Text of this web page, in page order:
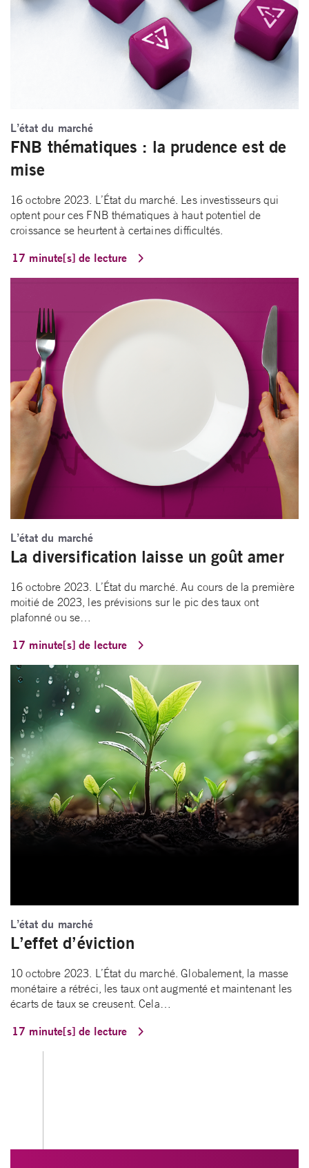
L’état du marché
FNB thématiques : la prudence est de
mise
16 octobre 2023. L’État du marché. Les investisseurs qui
optent pour ces FNB thématiques à haut potentiel de
croissance se heurtent à certaines difficultés.
17 minute[s] de lecture
L’état du marché
La diversification laisse un goût amer
16 octobre 2023. L’État du marché. Au cours de la première
moitié de 2023, les prévisions sur le pic des taux ont
plafonné ou se…
17 minute[s] de lecture
L’état du marché
L’effet d’éviction
10 octobre 2023. L’État du marché. Globalement, la masse
monétaire a rétréci, les taux ont augmenté et maintenant les
écarts de taux se creusent. Cela…
17 minute[s] de lecture